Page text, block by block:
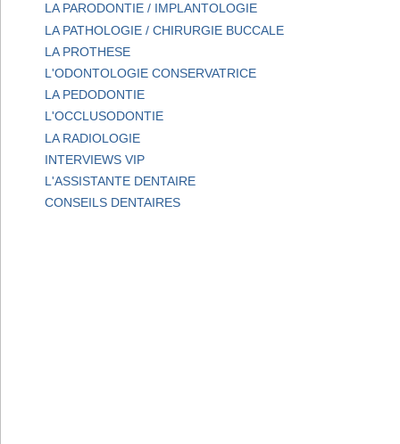
LA PARODONTIE / IMPLANTOLOGIE
LA PATHOLOGIE / CHIRURGIE BUCCALE
LA PROTHESE
L'ODONTOLOGIE CONSERVATRICE
LA PEDODONTIE
L'OCCLUSODONTIE
LA RADIOLOGIE
INTERVIEWS VIP
L'ASSISTANTE DENTAIRE
CONSEILS DENTAIRES